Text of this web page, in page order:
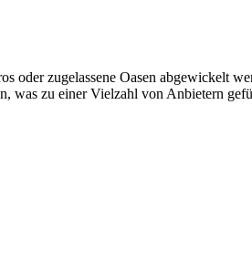
oder zugelassene Oasen abgewickelt
was zu einer Vielzahl von Anbietern